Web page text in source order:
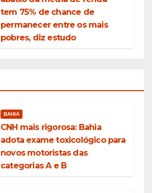
tem 75% de chance de
permanecer entre os mais
pobres, diz estudo
BAHIA
CNH mais rigorosa: Bahia
adota exame toxicológico para
novos motoristas das
categorias A e B